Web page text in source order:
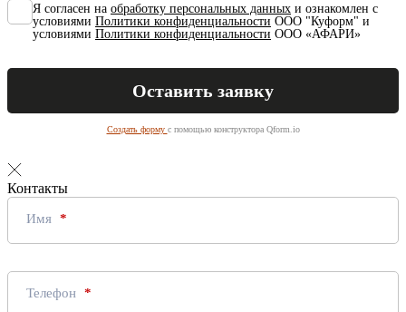
Я согласен на обработку персональных данных и ознакомлен с
условиями Политики конфиденциальности ООО "Куформ" и
условиями Политики конфиденциальности ООО «АФАРИ»
Создать форму с помощью конструктора Qform.io
Контакты
Имя
Телефон